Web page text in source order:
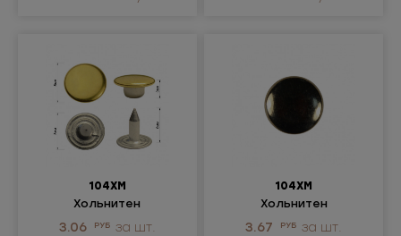
104ХМ
Хольнитен
металлический
3.06 РУБ за шт.
104ХМ
Хольнитен
металлический
3.67 РУБ за шт.